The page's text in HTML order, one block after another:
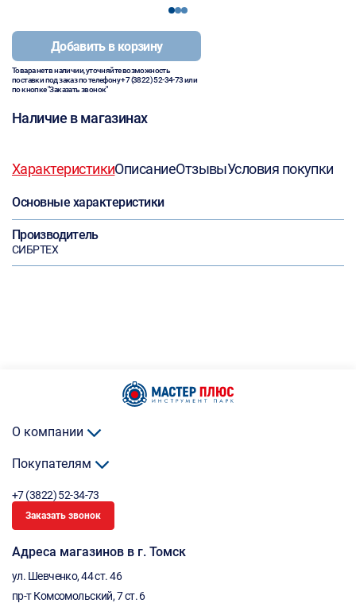
123
Добавить в корзину
Товара нет в наличии, уточняйте возможность
поставки под заказ по телефону+7 (3822) 52-34-73или
по кнопке "Заказать звонок"
Наличие в магазинах
ХарактеристикиОписаниеОтзывыУсловия покупки
Основные характеристики
Производитель
СИБРТЕХ
О компании
Покупателям
+7 (3822) 52-34-73
Заказать звонок
Адреса магазинов в г. Томск
ул. Шевченко, 44 ст. 46
пр-т Комсомольский, 7 ст. 6